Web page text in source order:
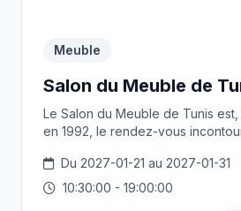
Meuble
Salon du Meuble de
Le Salon du Meuble de Tunis
en 1992, le rendez-vous
Chaque année, cette
accueille un peu plus de 100 000
Du 2027-01-21 au 2027-01-31
10:30:00 - 19:00:00